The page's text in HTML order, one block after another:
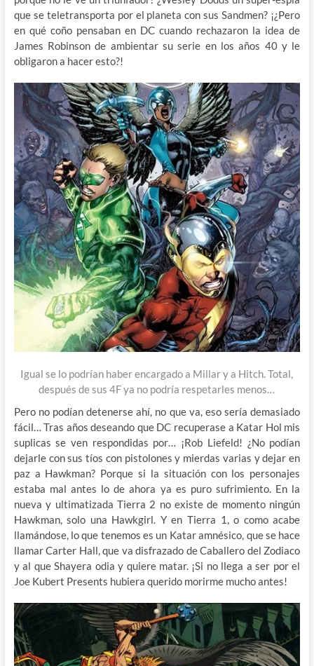
que se teletransporta por el planeta con sus Sandmen? ¡¿Pero
en qué coño pensaban en DC cuando rechazaron la idea de
James Robinson de ambientar su serie en los años 40 y le
obligaron a hacer esto?!
Igual se lo podrían haber encargado a Millar y a Hitch. Total,
después de sus 4F ya no podría respetarles menos…
Pero no podían detenerse ahí, no que va, eso sería demasiado
fácil… Tras años deseando que DC recuperase a Katar Hol mis
suplicas se ven respondidas por… ¡Rob Liefeld! ¿No podían
dejarle con sus tíos con pistolones y mierdas varias y dejar en
paz a Hawkman? Porque si la situación con los personajes
estaba mal antes lo de ahora ya es puro sufrimiento. En la
nueva y ultimatizada Tierra 2 no existe de momento ningún
Hawkman, solo una Hawkgirl. Y en Tierra 1, o como acabe
llamándose, lo que tenemos es un Katar amnésico, que se hace
llamar Carter Hall, que va disfrazado de Caballero del Zodiaco
y al que Shayera odia y quiere matar. ¡Si no llega a ser por el
Joe Kubert Presents hubiera querido morirme mucho antes!